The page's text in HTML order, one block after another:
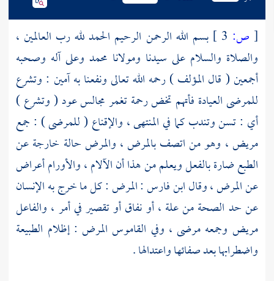
[ ص:
بسم الله الرحمن الرحيم الحمد لله رب العالمين ،
والصلاة والسلام على سيدنا ومولانا محمد وعلى آله وصحبه
أجمعين ( قال المؤلف ) رحمه الله تعالى ونفعنا به آمين : وتشرع
للمرضى العيادة فأتهم تخض رحمة تغمر مجالس عود ( وتشرع )
أي : تسن وتندب كما في المنتهى ، والإقناع ( للمرضى ) : جمع
مريض ، وهو من اتصف بالمرض ، والمرض حالة خارجة عن
الطبع ضارة بالفعل ويعلم من هذا أن الآلام ، والأورام أعراض
عن المرض ، وقالابن فارس :المرض : كل ما خرج به الإنسان
عن حد الصحة من علة ، أو نفاق أو تقصير في أمر ، والفاعل
مريض وجمعه مرضى ، وفي القاموس المرض : إظلام الطبيعة
واضطرابها بعد صفائها واعتدالها .